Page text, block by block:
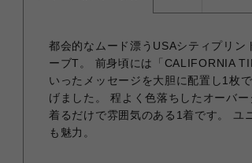
都会的なムード漂うUSAシティプリン
ーブT。 前身頃には「CALIFORNIA
いったメッセージを大胆に配置し1枚
げました。 程よく色落ちしたオーバ
着るだけで雰囲気のある1着です。 ユ
も魅力。